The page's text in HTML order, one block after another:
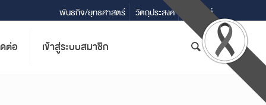
พันธกิจ/ยุทธศาสตร์ วัตถุประสงค์ วิสัยทัศน์
ต่อ เข้าสู่ระบบสมาชิก